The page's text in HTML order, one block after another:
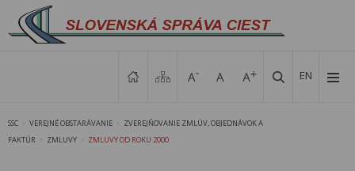
EN
SSC VEREJNÉ OBSTARÁVANIE
ZVEREJŇOVANIE ZMLÚV, OBJEDNÁVOK A
FAKTÚR
ZMLUVY ZMLUVY OD ROKU 2000